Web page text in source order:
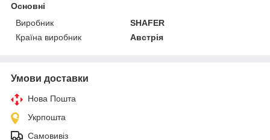
Основні
Виробник
SHAFER
Країна виробник
Австрія
Умови доставки
Нова Пошта
Укрпошта
Самовивіз